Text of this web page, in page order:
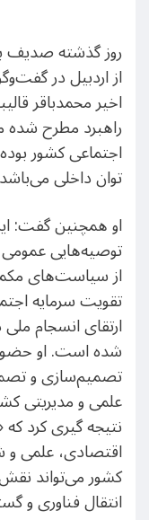
روز گذشته صدیف
از اردبیل در
اخیر محمدباقر
راهبرد مطرح‌
اجتماعی کشور
توان داخلی
او همچنین گفت:
توصیه‌هایی
از سیاست‌های
تقویت سرمایه
ارتقای انسجام
شده است. او حضور
تصمیم‌سازی و
علمی و مدیریتی
نتیجه گیری کرد
اقتصادی، علمی و
کشور می‌تواند
انتقال فناوری و